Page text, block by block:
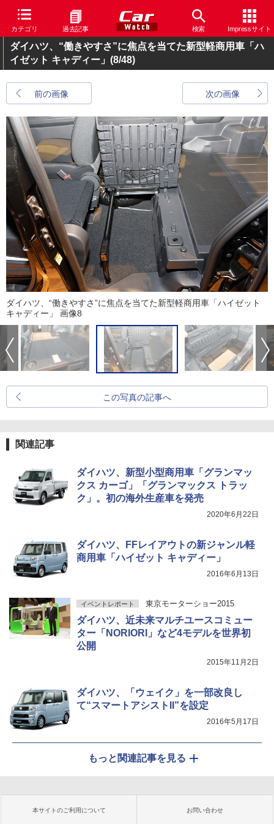
カテゴリ 過去記事 検索 Impressサイト
ダイハツ、“働きやすさ”に焦点を当てた新型軽商用車「ハ
イゼット キャディー」 (8/48)
前の画像 次の画像
ダイハツ、“働きやすさ”に焦点を当てた新型軽商用車「ハイゼット
キャディー」 画像8
この写真の記事へ
関連記事
ダイハツ、新型小型商用車「グランマッ
クス カーゴ」「グランマックス トラッ
ク」。初の海外生産車を発売
2020年6月22日
ダイハツ、FFレイアウトの新ジャンル軽
商用車「ハイゼット キャディー」
2016年6月13日
イベントレポート 東京モーターショー2015
ダイハツ、近未来マルチユースコミュー
ター「NORIORI」など4モデルを世界初
公開
2015年11月2日
ダイハツ、「ウェイク」を一部改良し
て“スマートアシストII”を設定
2016年5月17日
もっと関連記事を見る
本サイトのご利用について お問い合わせ